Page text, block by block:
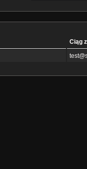
Ciąg